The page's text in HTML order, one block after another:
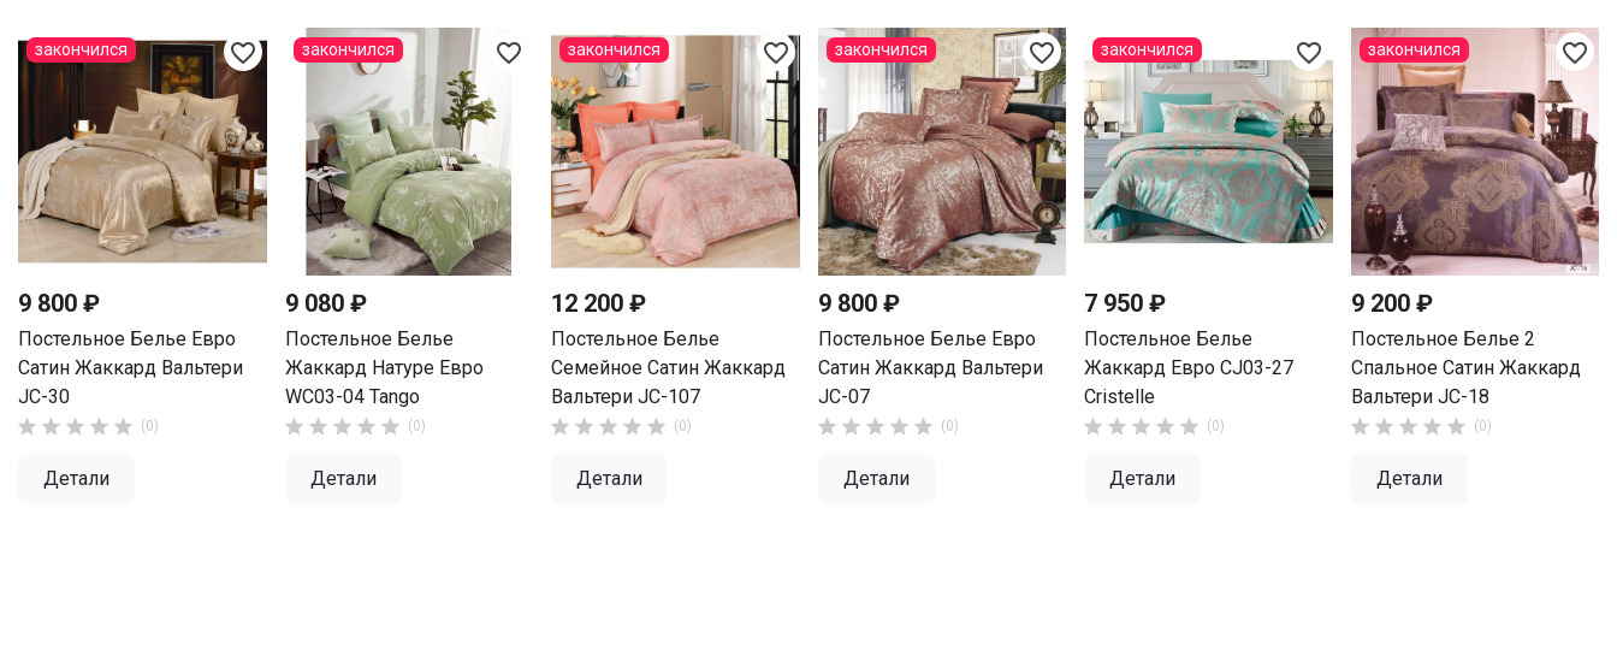
favorite_border
9 800 ₽
Постельное Белье Евро
Сатин Жаккард Вальтери
JC-30
     (0)
Детали
закончился favorite_border
9 080 ₽
Постельное Белье
Жаккард Натуре Евро
WC03-04 Tango
     (0)
Детали
закончился favorite_border
12 200 ₽
Постельное Белье
Семейное Сатин Жаккард
Вальтери JC-107
     (0)
Детали
закончился favorite_border
9 800 ₽
Постельное Белье Евро
Сатин Жаккард Вальтери
JC-07
     (0)
Детали
закончился favorite_border
7 950 ₽
Постельное Белье
Жаккард Евро CJ03-27
Cristelle
     (0)
Детали
закончился favorite_border
9 200 ₽
Постельное Белье 2
Спальное Сатин Жаккард
Вальтери JC-18
     (0)
Детали
закончился